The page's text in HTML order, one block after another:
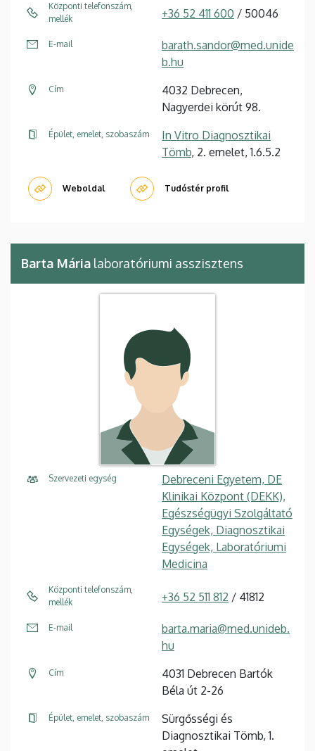
Központi telefonszám,
mellék
+36 52 411 600 / 50046
E-mail
barath.sandor@med.unide
b.hu
Cím
4032 Debrecen,
Nagyerdei körút 98.
Épület, emelet, szobaszám
In Vitro Diagnosztikai
Tömb, 2. emelet, 1.6.5.2
Weboldal Tudóstér profil
Barta Mária laboratóriumi asszisztens
Szervezeti egység
Debreceni Egyetem, DE
Klinikai Központ (DEKK),
Egészségügyi Szolgáltató
Egységek, Diagnosztikai
Egységek, Laboratóriumi
Medicina
Központi telefonszám,
mellék
+36 52 511 812 / 41812
E-mail
barta.maria@med.unideb.
hu
Cím
4031 Debrecen Bartók
Béla út 2-26
Épület, emelet, szobaszám
Sürgősségi és
Diagnosztikai Tömb, 1.